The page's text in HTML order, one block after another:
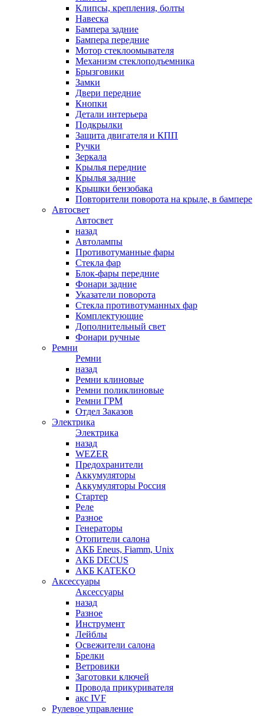
Клипсы, крепления, болты
Навеска
Бампера задние
Бампера передние
Мотор стеклоомывателя
Механизм стеклоподъемника
Брызговики
Замки
Двери передние
Кнопки
Детали интерьера
Подкрылки
Защита двигателя и КПП
Ручки
Зеркала
Крылья передние
Крылья задние
Крышки бензобака
Повторители поворота на крыле, в бампере
Автосвет
Автосвет
назад
Автолампы
Противотуманные фары
Стекла фар
Блок-фары передние
Фонари задние
Указатели поворота
Стекла противотуманных фар
Комплектующие
Дополнительный свет
Фонари ручные
Ремни
Ремни
назад
Ремни клиновые
Ремни поликлиновые
Ремни ГРМ
Отдел Заказов
Электрика
Электрика
назад
WEZER
Предохранители
Аккумуляторы
Аккумуляторы Россия
Стартер
Реле
Разное
Генераторы
Отопители салона
АКБ Eneus, Fiamm, Unix
АКБ DECUS
АКБ KATEKO
Аксессуары
Аксессуары
назад
Разное
Инструмент
Лейблы
Освежители салона
Брелки
Ветровики
Заготовки ключей
Провода прикуривателя
акс IVF
Рулевое управление